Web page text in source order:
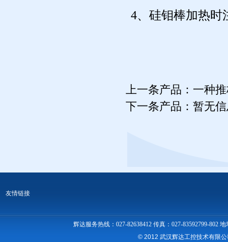
4、硅钼棒加热时
上一条产品： 一种
下一条产品：暂无
友情链接
辉达服务热线：027-82638412 传真：027-83592799-
© 2012 武汉辉达工控技术有限